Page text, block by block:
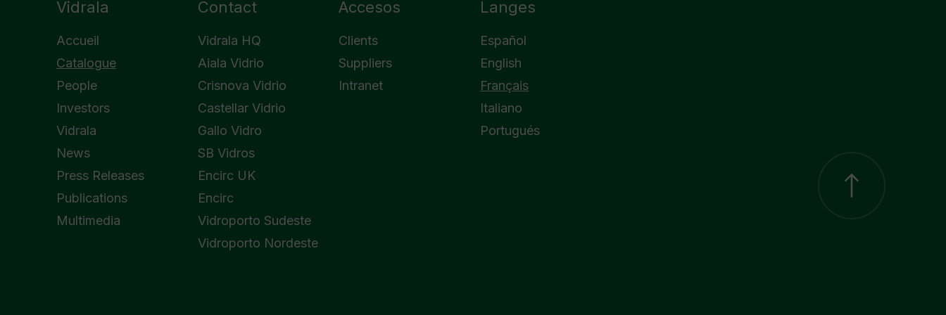
Vidrala
Accueil
Catalogue
People
Investors
Vidrala
News
Press Releases
Publications
Multimedia
Contact
Vidrala HQ
Aiala Vidrio
Crisnova Vidrio
Castellar Vidrio
Gallo Vidro
SB Vidros
Encirc UK
Encirc
Vidroporto Sudeste
Vidroporto Nordeste
Accesos
Clients
Suppliers
Intranet
Langes
Español
English
Français
Italiano
Portugués